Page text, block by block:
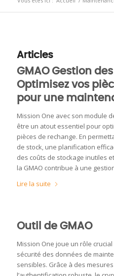
Articles
GMAO Gestion
Optimisez vos
pour une
Mission One avec son module
être un atout essentiel pour
pièces de rechange. En
de stock, une planification
des coûts de stockage inutiles
la GMAO contribue à une
Lire la suite
Outil de GMAO
Mission One joue un rôle
sécurité des données de
sensibles. Grâce à des